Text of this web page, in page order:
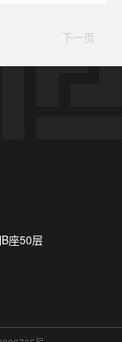
下一页
座50层